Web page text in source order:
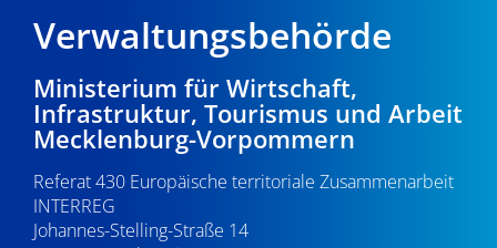
A
s
i
t
i
o
u
n
g
e
n
Verwaltungsbehörde
Ministerium für Wirtschaft,
Infrastruktur, Tourismus und Arbeit
Mecklenburg-Vorpommern
Referat 430 Europäische territoriale Zusammenarbeit
INTERREG
Johannes-Stelling-Straße 14